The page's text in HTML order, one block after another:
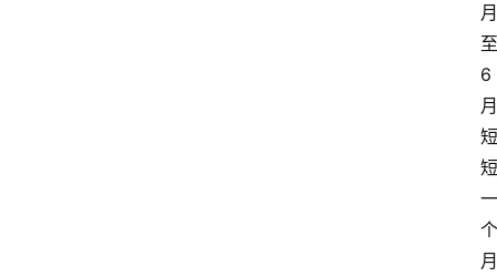
月
至
6
月
短
短
一
个
月